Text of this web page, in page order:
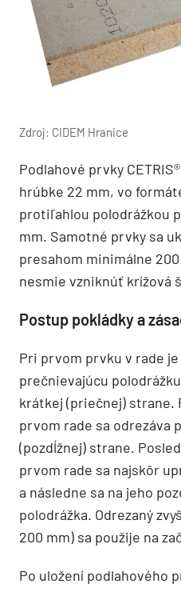
Zdroj: CIDEM Hranice
Podlahové prvky
hrúbke 22 mm, vo
protiľahlou polodrážkou
mm. Samotné prvky sa
presahom minimálne
nesmie vzniknúť krížová
Postup pokládky a
Pri prvom prvku v rade
prečnievajúcu
krátkej (priečnej) strane.
prvom rade sa odrezáva
(pozdĺžnej) strane.
prvom rade sa najskôr
a následne sa na jeho
polodrážka. Odrezaný
200 mm) sa použije na
Po uložení podlahového